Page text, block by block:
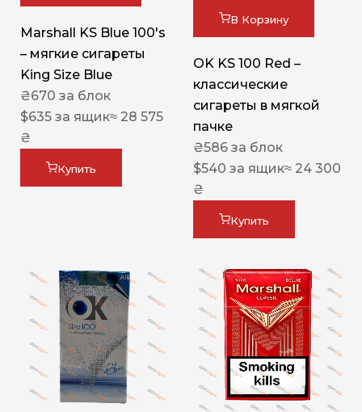
Marshall KS Blue 100's
– мягкие сигареты
King Size Blue
₴670 за блок
$635 за ящик≈ 28 575
₴
Купить
В Корзину
OK KS 100 Red –
классические
сигареты в мягкой
пачке
₴586 за блок
$540 за ящик≈ 24 300
₴
Купить